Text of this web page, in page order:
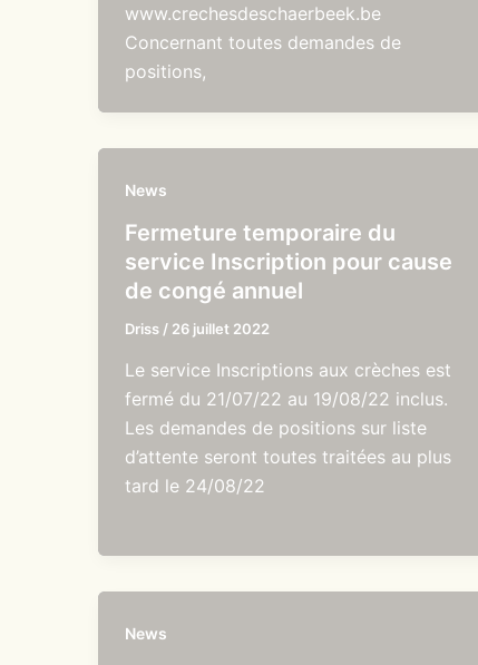
www.crechesdeschaerbeek.be
Concernant toutes demandes de
positions,
News
Fermeture temporaire du
service Inscription pour cause
de congé annuel
Driss / 26 juillet 2022
Le service Inscriptions aux crèches est
fermé du 21/07/22 au 19/08/22 inclus.
Les demandes de positions sur liste
d’attente seront toutes traitées au plus
tard le 24/08/22
News